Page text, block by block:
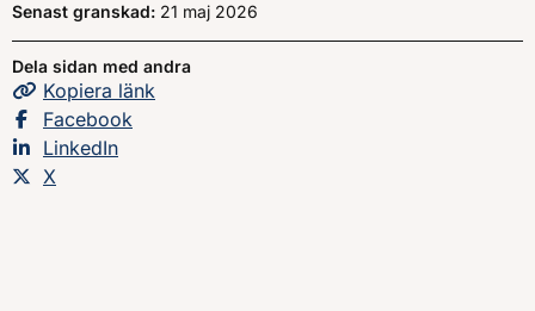
Senast granskad: 21 maj 2026
Dela sidan med andra
Kopiera sidans
länk
Dela sidan på
Facebook
Dela sidan på
LinkedIn
Dela sidan på
X